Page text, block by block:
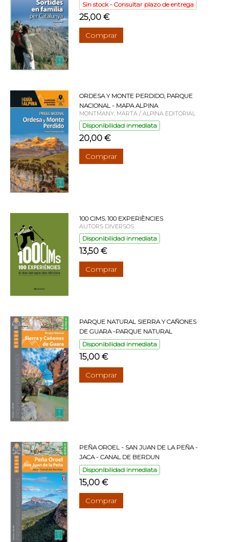
Sin stock - Consultar plazo de entrega
25,00 €
Comprar
ORDESA Y MONTE PERDIDO, PARQUE
NACIONAL - MAPA ALPINA
MONTMANY, MARTA / ALPINA EDITORIAL
Disponibilidad inmediata
20,00 €
Comprar
100 CIMS. 100 EXPERIÈNCIES
AUTORS DIVERSOS
Disponibilidad inmediata
13,50 €
Comprar
PARQUE NATURAL SIERRA Y CAÑONES
DE GUARA -PARQUE NATURAL
Disponibilidad inmediata
15,00 €
Comprar
PEÑA OROEL - SAN JUAN DE LA PEÑA -
JACA - CANAL DE BERDUN
Disponibilidad inmediata
15,00 €
Comprar